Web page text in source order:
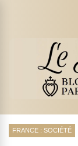
FRANCE : SOCIÉTÉ